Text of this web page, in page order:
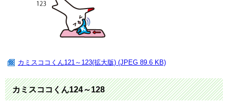
カミスココくん121～123(拡大版) (JPEG 89.6 KB)
カミスココくん124～128